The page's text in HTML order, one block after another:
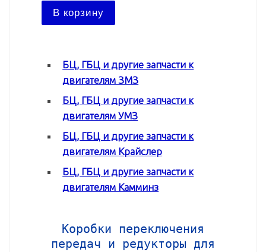
В корзину
БЦ, ГБЦ и другие запчасти к
двигателям ЗМЗ
БЦ, ГБЦ и другие запчасти к
двигателям УМЗ
БЦ, ГБЦ и другие запчасти к
двигателям Крайслер
БЦ, ГБЦ и другие запчасти к
двигателям Камминз
Коробки переключения
передач и редукторы для